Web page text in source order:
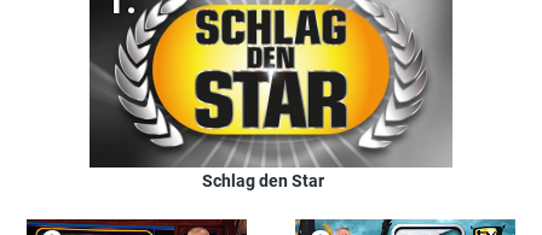
Schlag den Star